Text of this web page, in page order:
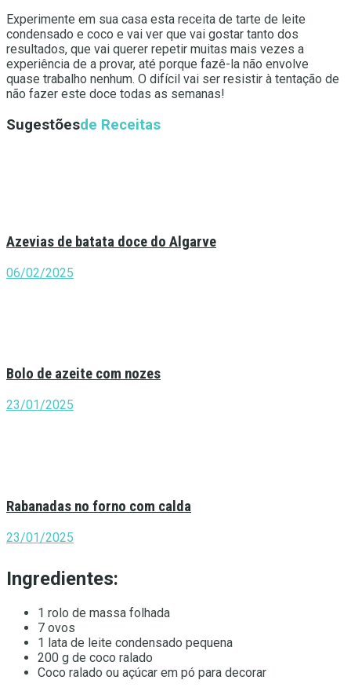
Experimente em sua casa esta receita de tarte de leite
condensado e coco e vai ver que vai gostar tanto dos
resultados, que vai querer repetir muitas mais vezes a
experiência de a provar, até porque fazê-la não envolve
quase trabalho nenhum. O difícil vai ser resistir à tentação de
não fazer este doce todas as semanas!
Sugestõesde Receitas
Azevias de batata doce do Algarve
06/02/2025
Bolo de azeite com nozes
23/01/2025
Rabanadas no forno com calda
23/01/2025
Ingredientes:
1 rolo de massa folhada
7 ovos
1 lata de leite condensado pequena
200 g de coco ralado
Coco ralado ou açúcar em pó para decorar